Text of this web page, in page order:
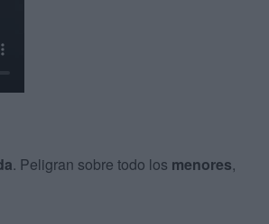
. Peligran sobre todo los menores,